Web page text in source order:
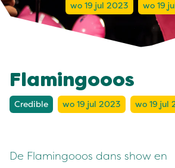
wo 19 jul 2023 wo 19
Flamingooos
Credible wo 19 jul 2023 wo 19 jul
De Flamingooos dans show en